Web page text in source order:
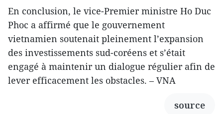
En conclusion, le vice-Premier ministre Ho Duc
Phoc a affirmé que le gouvernement
vietnamien soutenait pleinement l’expansion
des investissements sud-coréens et s’était
engagé à maintenir un dialogue régulier afin de
lever efficacement les obstacles. – VNA
source